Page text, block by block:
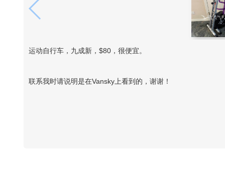
运动自行车，九成新，$80，很便宜。
联系我时请说明是在Vansky上看到的，谢谢！